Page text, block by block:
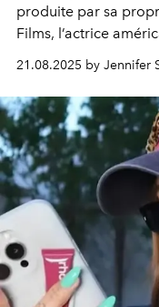
produite par sa
Films, l’actrice
plus compliqué de sa
21.08.2025 by Jennifer